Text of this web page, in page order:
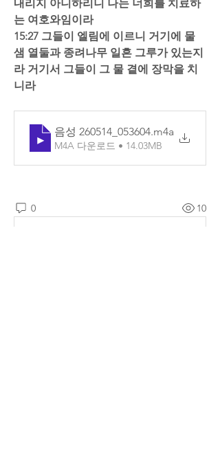
내리지 아니하리니 나는 너희를 치료하
는 여호와임이라
15:27 그들이 엘림에 이르니 거기에 물
샘 열둘과 종려나무 일흔 그루가 있는지
라 거기서 그들이 그 물 곁에 장막을 치
니라
음성 260514_053604.m4a
M4A 다운로드 • 14.03MB
0 10